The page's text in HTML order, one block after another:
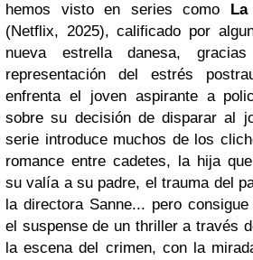
hemos visto en series como
(Netflix, 2025), calificado por
nueva estrella danesa,
representación del estrés
enfrenta el joven aspirante a
sobre su decisión de disparar al
serie introduce muchos de los
romance entre cadetes, la hija
su valía a su padre, el trauma del
la directora Sanne... pero
el suspense de un thriller a través
la escena del crimen, con la